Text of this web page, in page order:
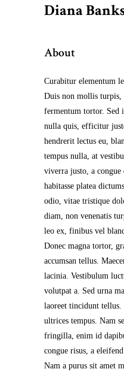
Diana
About
Curabitur elementum
Duis non mollis turpis,
fermentum tortor. Sed
nulla quis, efficitur
hendrerit lectus eu,
tempus nulla, at
viverra justo, a
habitasse platea
odio, vitae tristique
diam, non venenatis
leo ex, finibus vel
Donec magna tortor,
accumsan tellus.
lacinia. Vestibulum
volutpat a. Sed urna
laoreet tincidunt tellus.
ultrices tempus. Nam
fringilla, enim id
congue risus, a
Nam a purus sit amet